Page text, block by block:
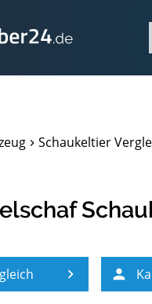
Schaukeltier